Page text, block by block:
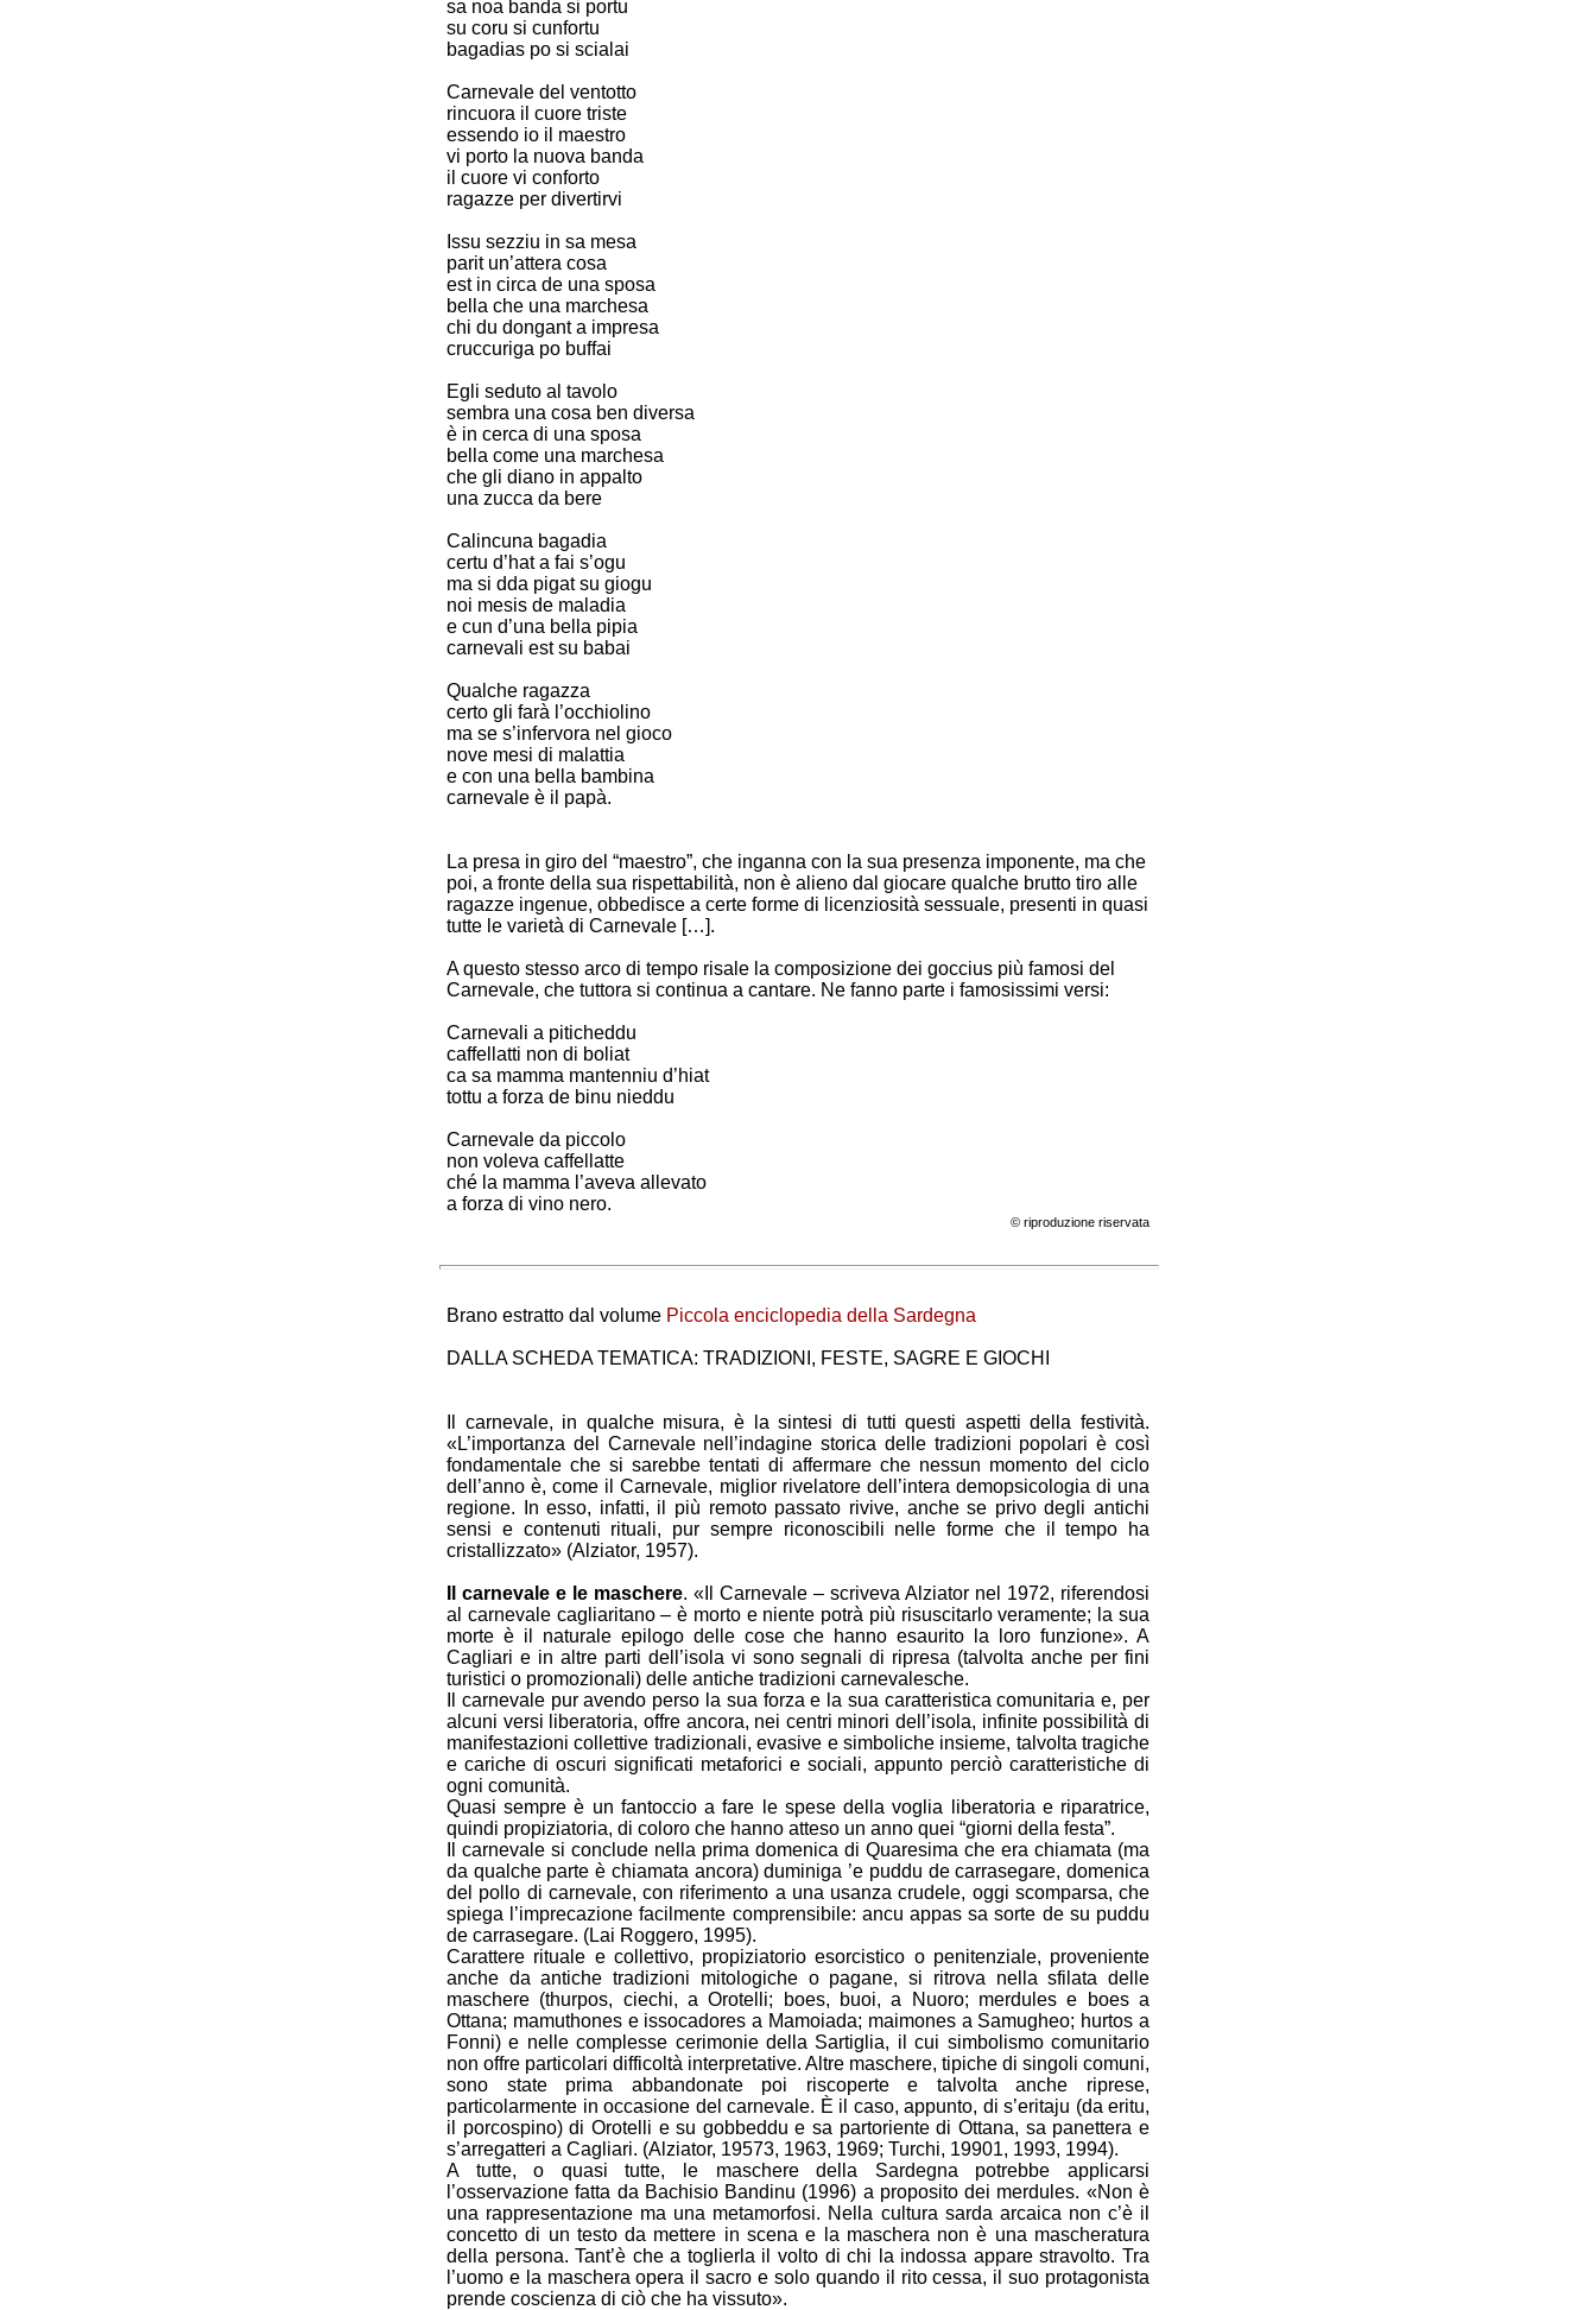
sa noa banda si portu
su coru si cunfortu
bagadias po si scialai
Carnevale del ventotto
rincuora il cuore triste
essendo io il maestro
vi porto la nuova banda
il cuore vi conforto
ragazze per divertirvi
Issu sezziu in sa mesa
parit un’attera cosa
est in circa de una sposa
bella che una marchesa
chi du dongant a impresa
cruccuriga po buffai
Egli seduto al tavolo
sembra una cosa ben diversa
è in cerca di una sposa
bella come una marchesa
che gli diano in appalto
una zucca da bere
Calincuna bagadia
certu d’hat a fai s’ogu
ma si dda pigat su giogu
noi mesis de maladia
e cun d’una bella pipia
carnevali est su babai
Qualche ragazza
certo gli farà l’occhiolino
ma se s’infervora nel gioco
nove mesi di malattia
e con una bella bambina
carnevale è il papà.
La presa in giro del “maestro”, che inganna con la sua presenza imponente, ma che
poi, a fronte della sua rispettabilità, non è alieno dal giocare qualche brutto tiro alle
ragazze ingenue, obbedisce a certe forme di licenziosità sessuale, presenti in quasi
tutte le varietà di Carnevale […].
A questo stesso arco di tempo risale la composizione dei goccius più famosi del
Carnevale, che tuttora si continua a cantare. Ne fanno parte i famosissimi versi:
Carnevali a piticheddu
caffellatti non di boliat
ca sa mamma mantenniu d’hiat
tottu a forza de binu nieddu
Carnevale da piccolo
non voleva caffellatte
ché la mamma l’aveva allevato
a forza di vino nero.
© riproduzione riservata
Brano estratto dal volume Piccola enciclopedia della Sardegna
DALLA SCHEDA TEMATICA: TRADIZIONI, FESTE, SAGRE E GIOCHI
Il carnevale, in qualche misura, è la sintesi di tutti questi aspetti della festività.
«L’importanza del Carnevale nell’indagine storica delle tradizioni popolari è così
fondamentale che si sarebbe tentati di affermare che nessun momento del ciclo
dell’anno è, come il Carnevale, miglior rivelatore dell’intera demopsicologia di una
regione. In esso, infatti, il più remoto passato rivive, anche se privo degli antichi
sensi e contenuti rituali, pur sempre riconoscibili nelle forme che il tempo ha
cristallizzato» (Alziator, 1957).
Il carnevale e le maschere. «Il Carnevale – scriveva Alziator nel 1972, riferendosi
al carnevale cagliaritano – è morto e niente potrà più risuscitarlo veramente; la sua
morte è il naturale epilogo delle cose che hanno esaurito la loro funzione». A
Cagliari e in altre parti dell’isola vi sono segnali di ripresa (talvolta anche per fini
turistici o promozionali) delle antiche tradizioni carnevalesche.
Il carnevale pur avendo perso la sua forza e la sua caratteristica comunitaria e, per
alcuni versi liberatoria, offre ancora, nei centri minori dell’isola, infinite possibilità di
manifestazioni collettive tradizionali, evasive e simboliche insieme, talvolta tragiche
e cariche di oscuri significati metaforici e sociali, appunto perciò caratteristiche di
ogni comunità.
Quasi sempre è un fantoccio a fare le spese della voglia liberatoria e riparatrice,
quindi propiziatoria, di coloro che hanno atteso un anno quei “giorni della festa”.
Il carnevale si conclude nella prima domenica di Quaresima che era chiamata (ma
da qualche parte è chiamata ancora) duminiga ’e puddu de carrasegare, domenica
del pollo di carnevale, con riferimento a una usanza crudele, oggi scomparsa, che
spiega l’imprecazione facilmente comprensibile: ancu appas sa sorte de su puddu
de carrasegare. (Lai Roggero, 1995).
Carattere rituale e collettivo, propiziatorio esorcistico o penitenziale, proveniente
anche da antiche tradizioni mitologiche o pagane, si ritrova nella sfilata delle
maschere (thurpos, ciechi, a Orotelli; boes, buoi, a Nuoro; merdules e boes a
Ottana; mamuthones e issocadores a Mamoiada; maimones a Samugheo; hurtos a
Fonni) e nelle complesse cerimonie della Sartiglia, il cui simbolismo comunitario
non offre particolari difficoltà interpretative. Altre maschere, tipiche di singoli comuni,
sono state prima abbandonate poi riscoperte e talvolta anche riprese,
particolarmente in occasione del carnevale. È il caso, appunto, di s’eritaju (da eritu,
il porcospino) di Orotelli e su gobbeddu e sa partoriente di Ottana, sa panettera e
s’arregatteri a Cagliari. (Alziator, 19573, 1963, 1969; Turchi, 19901, 1993, 1994).
A tutte, o quasi tutte, le maschere della Sardegna potrebbe applicarsi
l’osservazione fatta da Bachisio Bandinu (1996) a proposito dei merdules. «Non è
una rappresentazione ma una metamorfosi. Nella cultura sarda arcaica non c’è il
concetto di un testo da mettere in scena e la maschera non è una mascheratura
della persona. Tant’è che a toglierla il volto di chi la indossa appare stravolto. Tra
l’uomo e la maschera opera il sacro e solo quando il rito cessa, il suo protagonista
prende coscienza di ciò che ha vissuto».